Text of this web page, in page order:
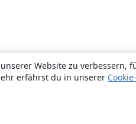
Website zu
erfährst du in unserer